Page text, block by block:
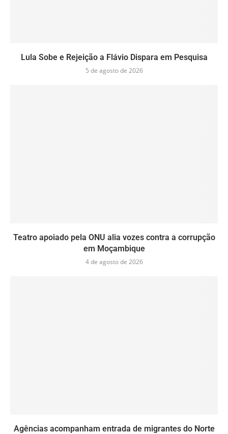
Lula Sobe e Rejeição a Flávio Dispara em Pesquisa
5 de agosto de 2026
Teatro apoiado pela ONU alia vozes contra a corrupção
em Moçambique
4 de agosto de 2026
Agências acompanham entrada de migrantes do Norte